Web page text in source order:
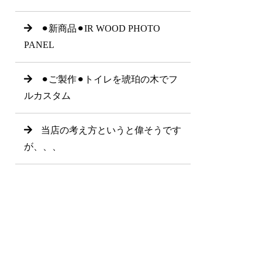
⚫︎新商品⚫︎IR WOOD PHOTO
PANEL
⚫︎ご製作⚫︎トイレを琥珀の木でフ
ルカスタム
当店の考え方というと偉そうです
が、、、